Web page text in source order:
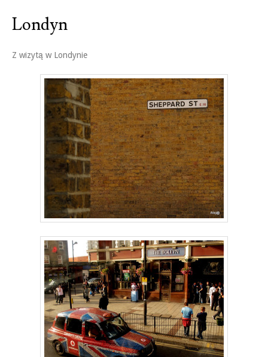
Londyn
Z wizytą w Londynie